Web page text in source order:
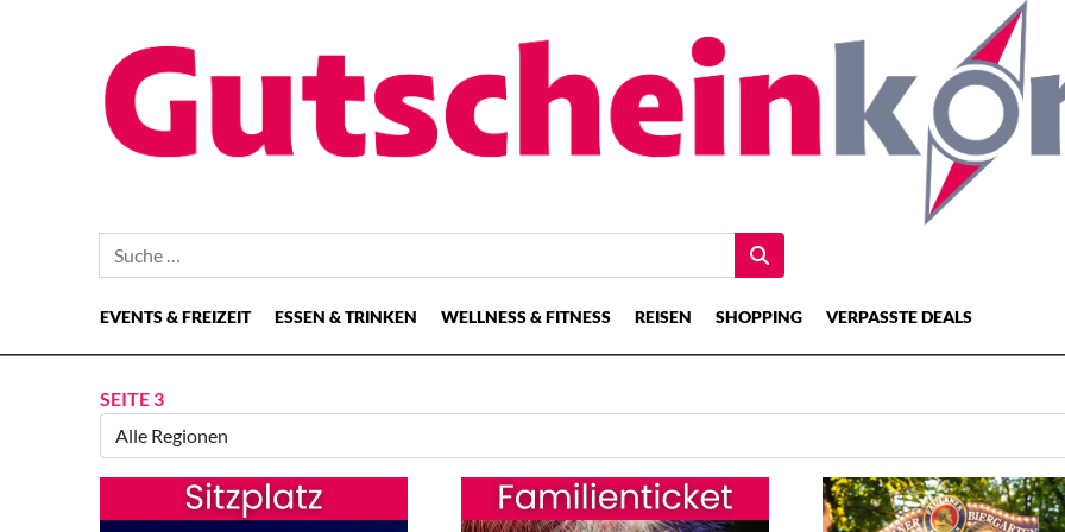
Suche nach:
Hauptnavigation
EVENTS & FREIZEIT ESSEN & TRINKEN WELLNESS & FITNESS REISEN SHOPPING VERPASSTE DEALS
SEITE 3